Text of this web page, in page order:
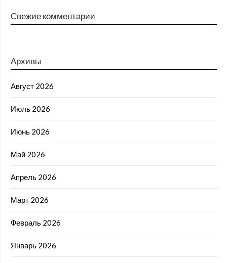
Свежие комментарии
Архивы
Август 2026
Июль 2026
Июнь 2026
Май 2026
Апрель 2026
Март 2026
Февраль 2026
Январь 2026